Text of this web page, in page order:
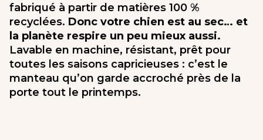
fabriqué à partir de matières 100 %
recyclées. Donc votre chien est au sec… et
la planète respire un peu mieux aussi.
Lavable en machine, résistant, prêt pour
toutes les saisons capricieuses : c’est le
manteau qu’on garde accroché près de la
porte tout le printemps.